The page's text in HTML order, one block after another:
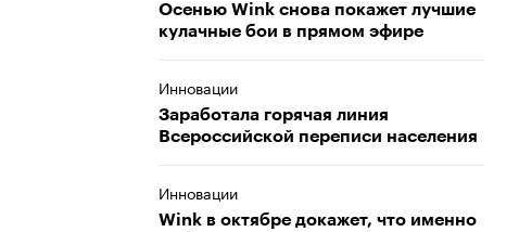
Осенью Wink снова покажет лучшие
кулачные бои в прямом эфире
Инновации
Заработала горячая линия
Всероссийской переписи населения
Инновации
Wink в октябре докажет, что именно